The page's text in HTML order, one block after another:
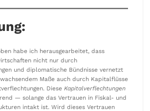
habe ich herausgearbeitet, dass
nicht nur durch
und diplomatische Bündnisse vernetzt
Maße auch durch Kapitalflüsse
Diese Kapitalverflechtungen
— solange das Vertrauen in Fiskal- und
intakt ist. Wird dieses Vertrauen